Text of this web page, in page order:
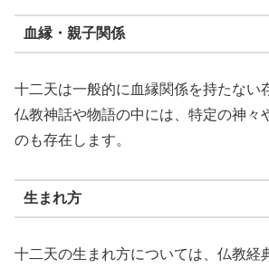
血縁・親子関係
十二天は一般的に血縁関係を持たない
仏教神話や物語の中には、特定の神々
のも存在します。
生まれ方
十二天の生まれ方については、仏教経